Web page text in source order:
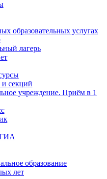
образовательных услугах
лагерь
и секций
учреждение. Приём в 1
образование
лет